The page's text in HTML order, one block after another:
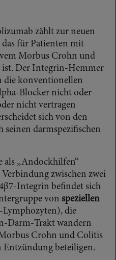
zählt zur neuen
für Patienten mit
Morbus Crohn und
ist. Der Integrin-Hemmer
die konventionellen
Blocker nicht oder
nicht vertragen
sich von den
darmspezifischen
als „Andockhilfen“
zwischen zwei
Integrin befindet sich
von speziellen
die
Darm-Trakt wandern
Crohn und Colitis
Entzündung beteiligen.